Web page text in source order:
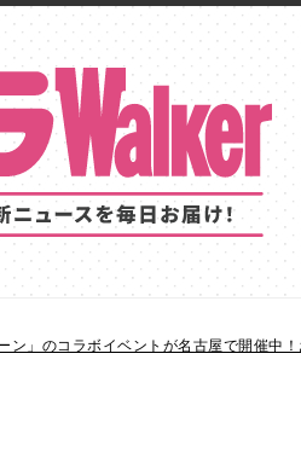
ン」のコラボイベントが名古屋で開催中